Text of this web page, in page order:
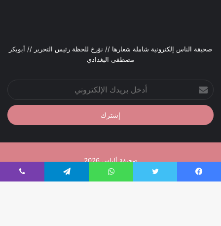
صحيقة الناس إلكترونية شاملة شعارها // نؤرخ للحظة رئيس التحرير // أبوبكر
مصطفى البغدادي
بريدك
الإلكتروني
صحيفة ألناس 2026
تصميم إدارة تقنية المعلومات
فيسبوك تويتر واتساب تيلقرام ڤايبر